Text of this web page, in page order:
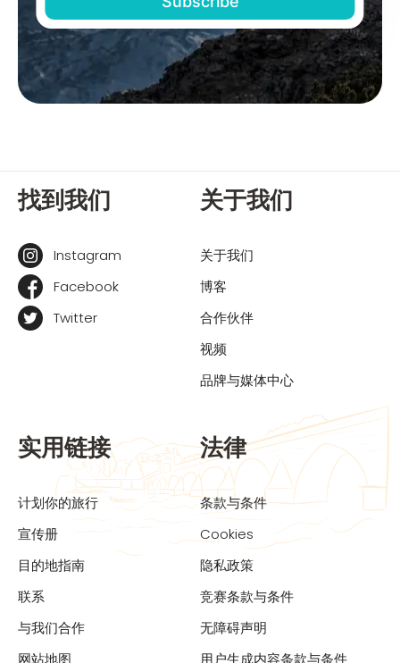
找到我们
Instagram
Facebook
Twitter
关于我们
关于我们
博客
合作伙伴
视频
品牌与媒体中心
实用链接
计划你的旅行
宣传册
目的地指南
联系
与我们合作
网站地图
法律
条款与条件
Cookies
隐私政策
竞赛条款与条件
无障碍声明
用户生成内容条款与条件